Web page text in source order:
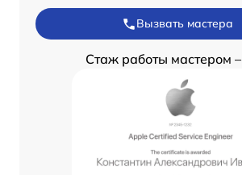
Вызвать мастера
Стаж работы мастером –